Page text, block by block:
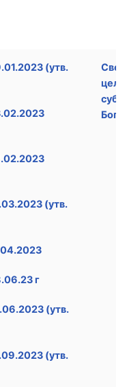
(утв.
(утв.
г
(утв.
(утв.